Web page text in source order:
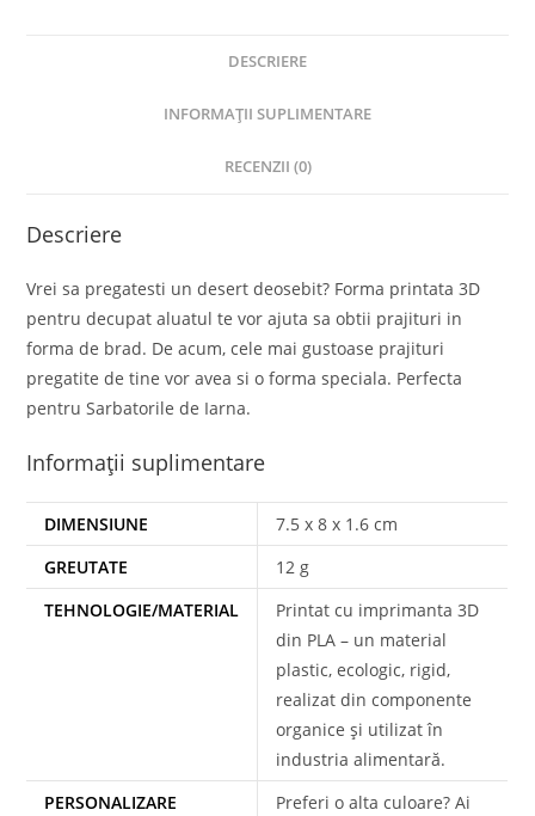
DESCRIERE
INFORMAȚII SUPLIMENTARE
RECENZII (0)
Descriere
Vrei sa pregatesti un desert deosebit? Forma printata 3D
pentru decupat aluatul te vor ajuta sa obtii prajituri in
forma de brad. De acum, cele mai gustoase prajituri
pregatite de tine vor avea si o forma speciala. Perfecta
pentru Sarbatorile de Iarna.
Informații suplimentare
DIMENSIUNE
7.5 x 8 x 1.6 cm
GREUTATE
12 g
TEHNOLOGIE/MATERIAL
Printat cu imprimanta 3D
din PLA – un material
plastic, ecologic, rigid,
realizat din componente
organice și utilizat în
industria alimentară.
PERSONALIZARE
Preferi o alta culoare? Ai